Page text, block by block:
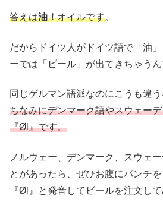
答えは油！オイルです。
だからドイツ人がドイツ語で「油
ーでは「ビール」が出てきちゃうん
同じゲルマン語派なのにこうも違う
ちなみにデンマーク語やスウェー
『Øl』です。
ノルウェー、デンマーク、スウェ
とがあったら、ぜひお腹にパンチ
『Øl』と発音してビールを注文し